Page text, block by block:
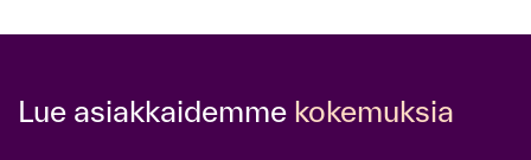
Lue asiakkaidemme kokemuksia